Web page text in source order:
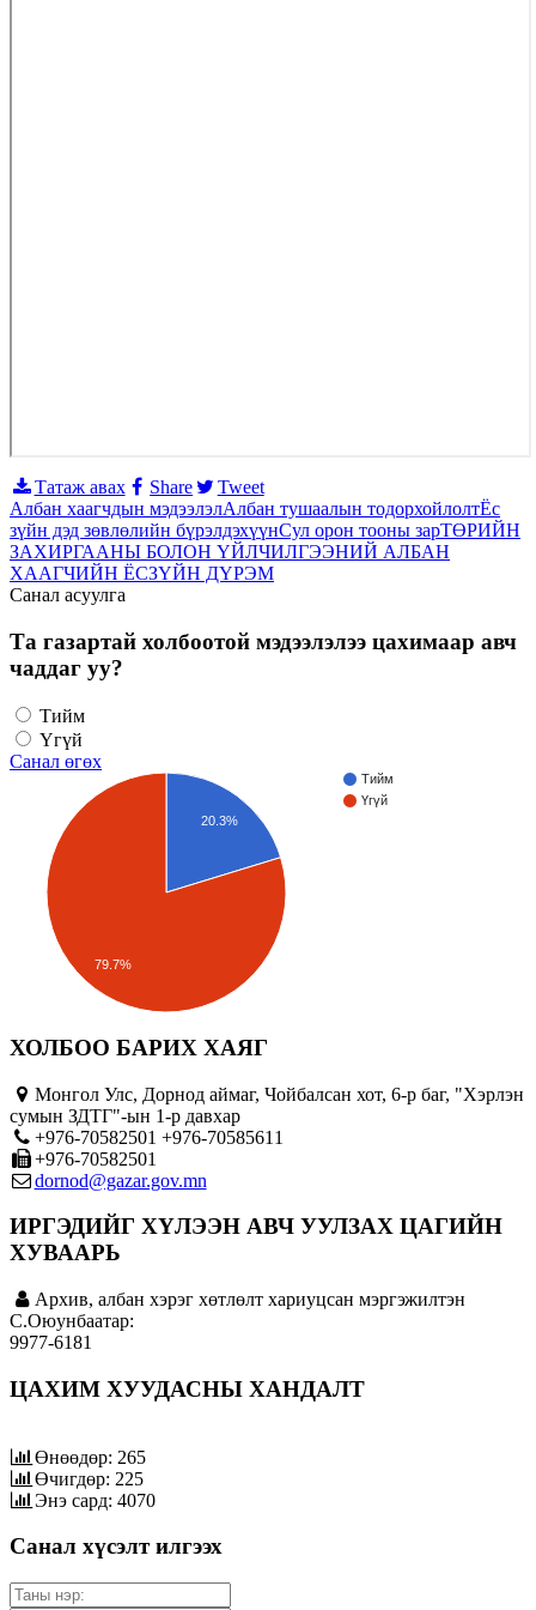
Татаж авах Share
Tweet
Албан хаагчдын мэдээлэлАлбан тушаалын тодорхойлолтЁс
зүйн дэд зөвлөлийн бүрэлдэхүүнСул орон тооны зарТӨРИЙН
ЗАХИРГААНЫ БОЛОН ҮЙЛЧИЛГЭЭНИЙ АЛБАН
ХААГЧИЙН ЁСЗҮЙН ДҮРЭМ
Санал асуулга
Та газартай холбоотой мэдээлэлээ цахимаар авч
чаддаг уу?
Тийм
Үгүй
Санал өгөх
Тийм
Үгүй
20.3%
79.7%
ХОЛБОО БАРИХ ХАЯГ
Монгол Улс, Дорнод аймаг, Чойбалсан хот, 6-р баг, "Хэрлэн
сумын ЗДТГ"-ын 1-р давхар
+976-70582501 +976-70585611
+976-70582501
dornod@gazar.gov.mn
ИРГЭДИЙГ ХҮЛЭЭН АВЧ УУЛЗАХ ЦАГИЙН
ХУВААРЬ
Архив, албан хэрэг хөтлөлт хариуцсан мэргэжилтэн
C.Оюунбаатар:
9977-6181
ЦАХИМ ХУУДАСНЫ ХАНДАЛТ
Өнөөдөр: 265
Өчигдөр: 225
Энэ сард: 4070
Санал хүсэлт илгээх